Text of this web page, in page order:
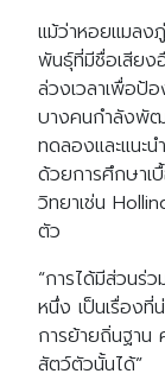
แม้ว่าหอยแมลง
พันธุ์ที่มีชื่อเสียง
ล่วงเวลาเพื่อป้
บางคนกำลังพัฒ
ทดลองและแนะ
ด้วยการศึกษาเ
วิทยาเช่น
ตัว
“การได้มีส่วนร่
หนึ่ง เป็นเรื่องที่
การย้ายถิ่นฐาน
สัตว์ตัวนั้นได้”